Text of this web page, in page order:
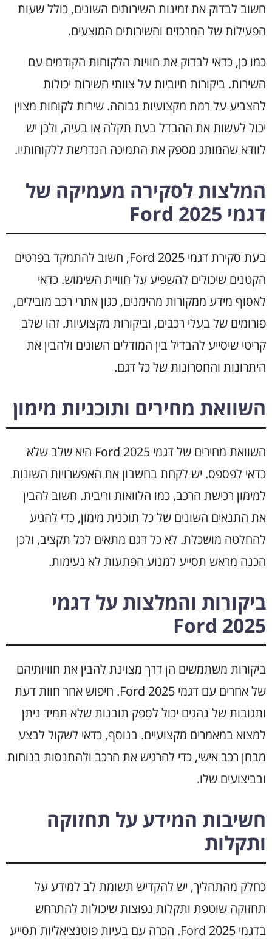
חשוב לבדוק את זמינות השירותים השונים, כולל שעות
הפעילות של המרכזים והשירותים המוצעים.
כמו כן, כדאי לבדוק את חוויות הלקוחות הקודמים עם
השירות. ביקורות חיוביות על צוותי השירות יכולות
להצביע על רמת מקצועיות גבוהה. שירות לקוחות מצוין
יכול לעשות את ההבדל בעת תקלה או בעיה, ולכן יש
לוודא שהמותג מספק את התמיכה הנדרשת ללקוחותיו.
המלצות לסקירה מעמיקה של
דגמי Ford 2025
בעת סקירת דגמי Ford 2025, חשוב להתמקד בפרטים
הקטנים שיכולים להשפיע על חוויית השימוש. כדאי
לאסוף מידע ממקורות מהימנים, כגון אתרי רכב מובילים,
פורומים של בעלי רכבים, וביקורות מקצועיות. זהו שלב
קריטי שיסייע להבדיל בין המודלים השונים ולהבין את
היתרונות והחסרונות של כל דגם.
השוואת מחירים ותוכניות מימון
השוואת מחירים של דגמי Ford 2025 היא שלב שלא
כדאי לפספס. יש לקחת בחשבון את האפשרויות השונות
למימון רכישת הרכב, כמו הלוואות וריבית. חשוב להבין
את התנאים השונים של כל תוכנית מימון, כדי להגיע
להחלטה מושכלת. לא כל דגם מתאים לכל תקציב, ולכן
הכנה מראש תסייע למנוע הפתעות לא נעימות.
ביקורות והמלצות על דגמי
Ford 2025
ביקורות משתמשים הן דרך מצוינת להבין את חוויותיהם
של אחרים עם דגמי Ford 2025. חיפוש אחר חוות דעת
ותגובות של נהגים יכול לספק תובנות שלא תמיד ניתן
למצוא במאמרים מקצועיים. בנוסף, כדאי לשקול לבצע
מבחן רכב אישי, כדי להרגיש את הרכב ולהתנסות בנוחות
ובביצועים שלו.
חשיבות המידע על תחזוקה
ותקלות
כחלק מהתהליך, יש להקדיש תשומת לב למידע על
תחזוקה שוטפת ותקלות נפוצות שיכולות להתרחש
בדגמי Ford 2025. הכרה עם בעיות פוטנציאליות תסייע